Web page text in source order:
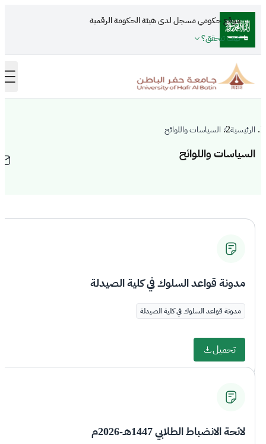
تجاوز إلى المحتوى الرئيسي
موقع حكومي مسجل لدى هيئة الحكومة الرقمية
كيف تتحقق؟
الرئيسية السياسات واللوائح
السياسات واللوائح
مدونة قواعد السلوك في كلية الصيدلة
مدونة قواعد السلوك في كلية الصيدلة
تحميل
لائحة الانضباط الطلابي 1447هـ-2026م